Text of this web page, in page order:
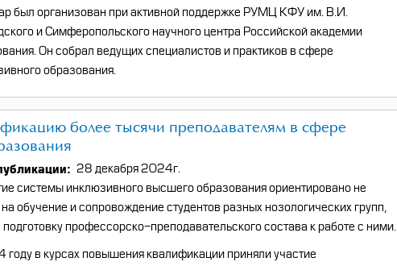
был организован при активной поддержке РУМЦ КФУ им. В.И.
и Симферопольского научного центра Российской академии
Он собрал ведущих специалистов и практиков в сфере
образования.
более тысячи преподавателям в сфере
28 декабря 2024г.
системы инклюзивного высшего образования ориентировано не
на обучение и сопровождение студентов разных нозологических групп,
подготовку профессорско-преподавательского состава к работе с ними.
году в курсах повышения квалификации приняли участие